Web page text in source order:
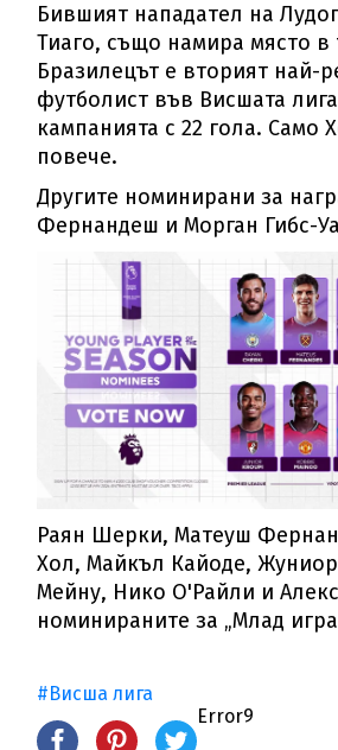
Бившият нападател на
Тиаго, също намира място в
Бразилецът е вторият най-
футболист във Висшата
кампанията с 22 гола. Само
повече.
Другите номинирани за
Фернандеш и Морган Гибс-
Раян Шерки, Матеуш
Хол, Майкъл Кайоде,
Мейну, Нико О'Райли и
номинираните за „Млад
#Висша лига
Error9